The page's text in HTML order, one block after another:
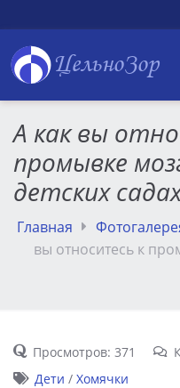
ЦельноЗор
А как вы
промывке
детских
Главная
вы относитесь к
Просмотров: 371
Дети / Хомячки